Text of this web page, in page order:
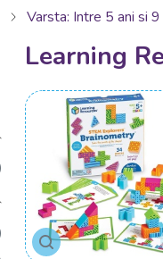
Varsta: Intre 5 ani si 9
Learning